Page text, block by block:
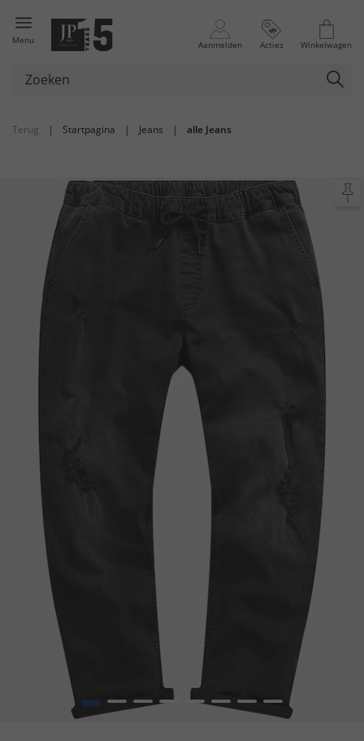
Menu Aanmelden Acties Winkelwagen
Terug | Startpagina | Jeans | alle Jeans
1 2 3 6 7 8